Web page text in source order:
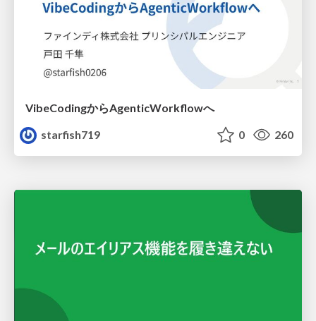
VibeCodingからAgenticWorkflowへ
starfish719
0 260